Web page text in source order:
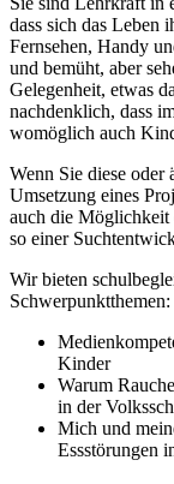
dass sich das Leben
Fernsehen, Handy
und bemüht, aber
Gelegenheit, etwas
nachdenklich, dass
womöglich auch
Wenn Sie diese oder
Umsetzung eines
auch die Möglichkeit
so einer
Wir bieten
Schwerpunktthemen:
Kinder
Warum
in der
Mich und
Essstörungen